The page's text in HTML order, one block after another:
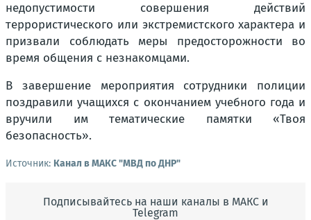
недопустимости совершения действий
террористического или экстремистского характера и
призвали соблюдать меры предосторожности во
время общения с незнакомцами.
В завершение мероприятия сотрудники полиции
поздравили учащихся с окончанием учебного года и
вручили им тематические памятки «Твоя
безопасность».
Источник: Канал в МАКС "МВД по ДНР"
Подписывайтесь на наши каналы в МАКС и
Telegram